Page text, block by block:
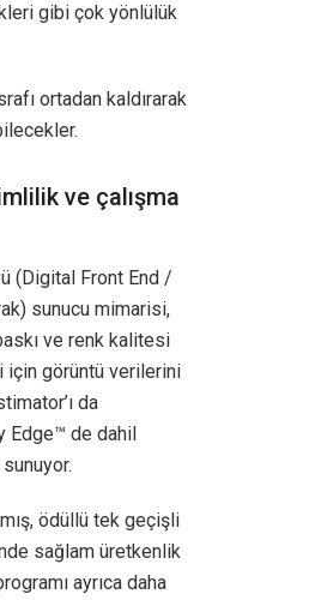
gibi çok yönlülük
ortadan kaldırarak
ve çalışma
(Digital Front End /
sunucu mimarisi,
ve renk kalitesi
için görüntü verilerini
da
Edge™ de dahil
ödüllü tek geçişli
sağlam üretkenlik
ayrıca daha